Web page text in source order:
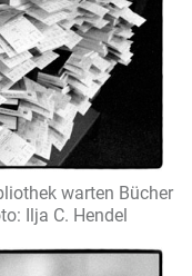
warten Bücher
Ilja C. Hendel